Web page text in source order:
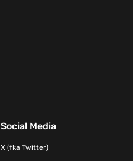
Social Media
X (fka Twitter)